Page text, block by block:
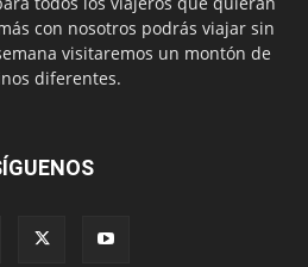
con nosotros podrás viajar sin
visitaremos un montón de
diferentes.